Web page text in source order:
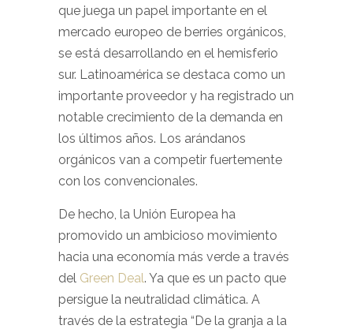
que juega un papel importante en el
mercado europeo de berries orgánicos,
se está desarrollando en el hemisferio
sur. Latinoamérica se destaca como un
importante proveedor y ha registrado un
notable crecimiento de la demanda en
los últimos años. Los arándanos
orgánicos van a competir fuertemente
con los convencionales.
De hecho, la Unión Europea ha
promovido un ambicioso movimiento
hacia una economía más verde a través
del Green Deal. Ya que es un pacto que
persigue la neutralidad climática. A
través de la estrategia “De la granja a la